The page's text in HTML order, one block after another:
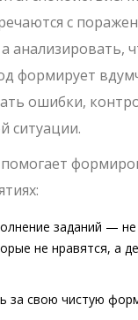
с
а анализировать,
формирует
ошибки,
ситуации.
заданий —
не нравятся, а
за свою чистую